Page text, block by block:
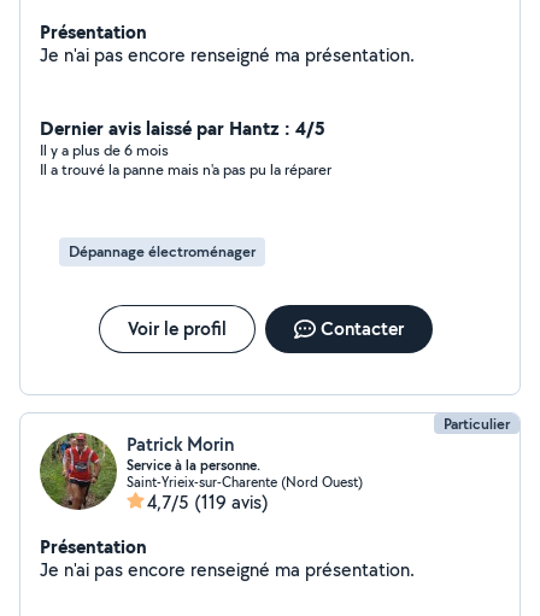
Présentation
Je n'ai pas encore renseigné ma présentation.
Dernier avis laissé par Hantz : 4/5
Il y a plus de 6 mois
Il a trouvé la panne mais n'a pas pu la réparer
Dépannage électroménager
Voir le profil Contacter
Particulier
Patrick Morin
Service à la personne.
Saint-Yrieix-sur-Charente (Nord Ouest)
4,7/5 (119 avis)
Présentation
Je n'ai pas encore renseigné ma présentation.